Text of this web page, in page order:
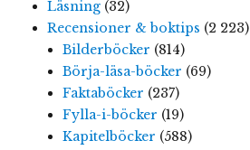
Läsning(32)
Recensioner & boktips (2 223)
Bilderböcker (814)
Börja-läsa-böcker (69)
Faktaböcker (237)
Fylla-i-böcker (19)
Kapitelböcker (588)